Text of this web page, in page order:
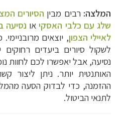
המלצה:רבים מבין הסיורים
שלג עם כלבי האסקיאו נסיעה
לאיילי הצפון, יוצאים
לשקול סיורים ביעדים
נסיעה, אבל יאפשרו לכם לחוות
האותנטית יותר. ניתן ליצור
ההזמנה, כדי לבדוק הסעה
לתנאי הביטול.